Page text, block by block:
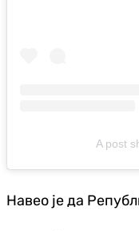
A post
Навео је да